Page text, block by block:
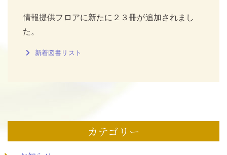
情報提供フロアに新たに２３冊が追加されまし
た。
新着図書リスト
カテゴリー